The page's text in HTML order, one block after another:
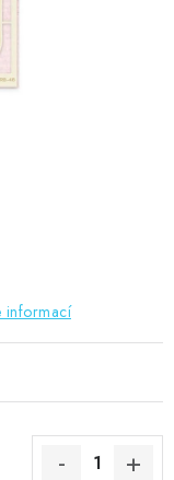
recenzí
informací